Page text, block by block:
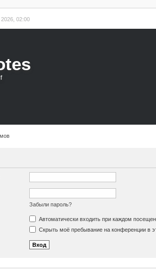
02:00
Забыли пароль?
Автоматически входить при каждом
Скрыть моё пребывание на конференции в